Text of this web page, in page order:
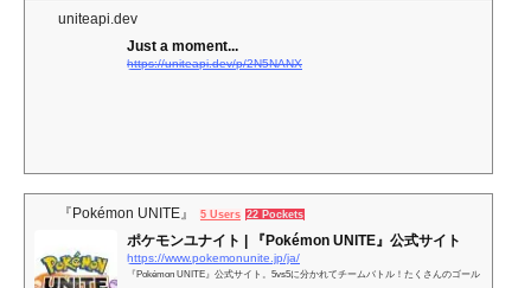
uniteapi.dev
Just a moment...
https://uniteapi.dev/p/2N5NANX
『Pokémon UNITE』 5 Users 22 Pockets
ポケモンユナイト | 『Pokémon UNITE』公式サイト
https://www.pokemonunite.jp/ja/
『Pokémon UNITE』公式サイト。5vs5に分かれてチームバトル！たくさんのゴール